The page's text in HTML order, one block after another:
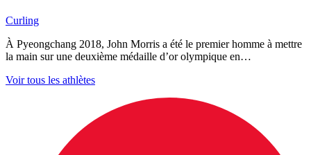
Curling
À Pyeongchang 2018, John Morris a été le premier homme à mettre
la main sur une deuxième médaille d’or olympique en…
Voir tous les athlètes